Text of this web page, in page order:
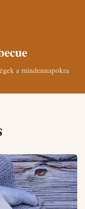
a mindennapokra